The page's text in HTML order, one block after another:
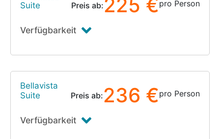
Suite
Preis ab:225 €pro Person
Verfügbarkeit
Bellavista
Suite
Preis ab:236 €pro Person
Verfügbarkeit